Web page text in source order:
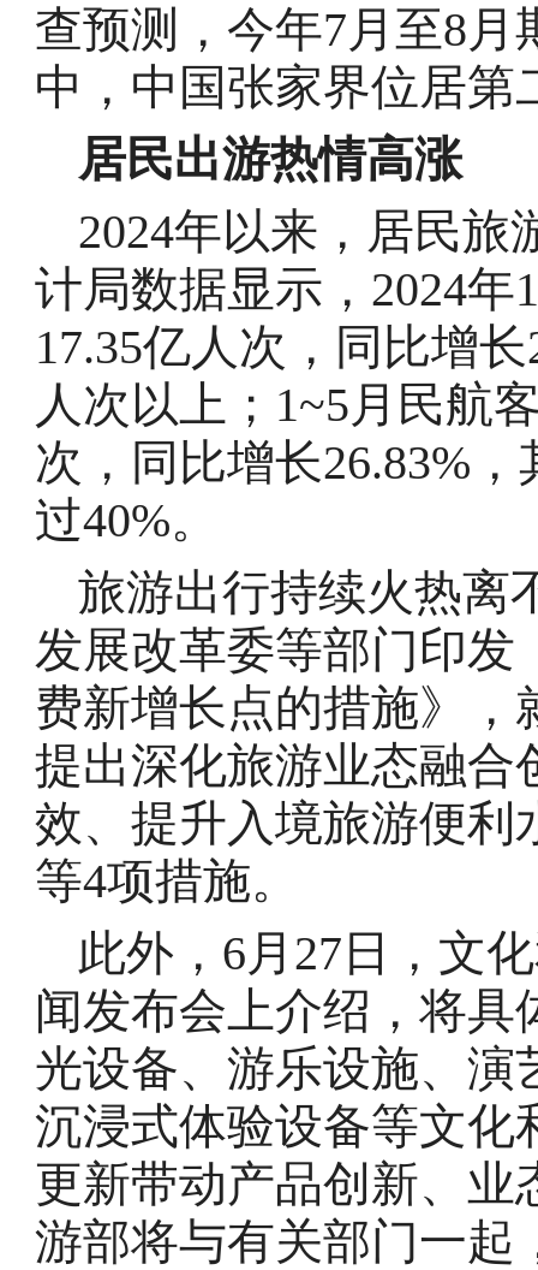
查预测，今年7月至8
中，中国张家界位居第
居民出游热情高涨
2024年以来，居民
计局数据显示，2024
17.35亿人次，同比增
人次以上；1~5月民航
次，同比增长26.83%
过40%。
旅游出行持续火热离
发展改革委等部门印发
费新增长点的措施》
提出深化旅游业态融合
效、提升入境旅游便利
等4项措施。
此外，6月27日，文
闻发布会上介绍，将
光设备、游乐设施、演
沉浸式体验设备等文化
更新带动产品创新、
游部将与有关部门一起